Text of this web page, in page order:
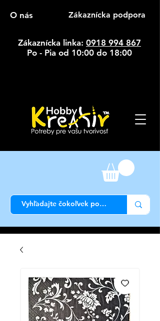
O nás Zákaznícka podpora
Zákaznícka linka: 0918 994 867
Po - Pia od 10:00 do 18:00